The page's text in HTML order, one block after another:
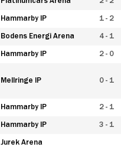
Hammarby IP 1 - 2
Bodens Energi Arena 4 - 1
Hammarby IP 2 - 0
Mellringe IP 0 - 1
Hammarby IP 2 - 1
Hammarby IP 3 - 1
Jurek Arena